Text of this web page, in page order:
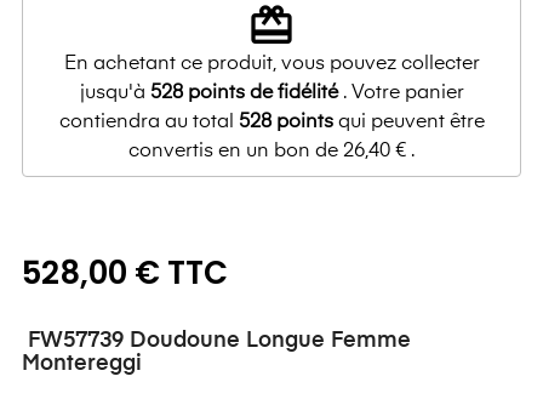
redeem
En achetant ce produit, vous pouvez collecter
jusqu'à 528points de fidélité. Votre panier
contiendra au total 528pointsqui peuvent être
convertis en un bon de 26,40 € .
528,00 € TTC
FW57739 Doudoune Longue Femme
Montereggi